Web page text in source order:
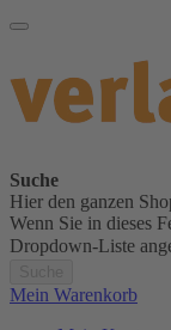
Suche
Hier den ganzen
Wenn Sie in dieses
Dropdown-Liste
Mein Warenkorb